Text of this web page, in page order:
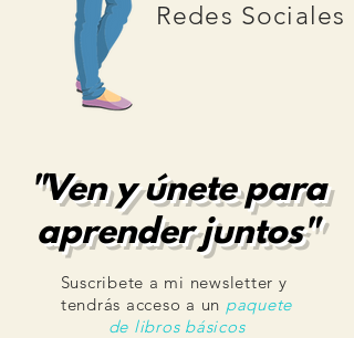
Redes Sociales
"Ven y únete para
aprender juntos"
Suscribete a mi newsletter y
tendrás acceso a un paquete
de libros básicos